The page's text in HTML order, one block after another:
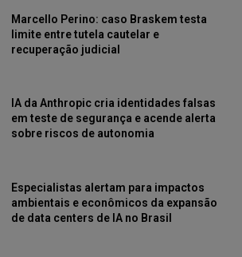
Marcello Perino: caso Braskem testa
limite entre tutela cautelar e
recuperação judicial
IA da Anthropic cria identidades falsas
em teste de segurança e acende alerta
sobre riscos de autonomia
Especialistas alertam para impactos
ambientais e econômicos da expansão
de data centers de IA no Brasil